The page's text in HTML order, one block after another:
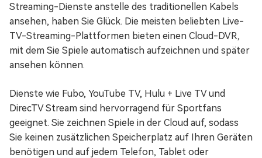
Streaming-Dienste anstelle des traditionellen Kabels
ansehen, haben Sie Glück. Die meisten beliebten Live-
TV-Streaming-Plattformen bieten einen Cloud-DVR,
mit dem Sie Spiele automatisch aufzeichnen und später
ansehen können.
Dienste wie Fubo, YouTube TV, Hulu + Live TV und
DirecTV Stream sind hervorragend für Sportfans
geeignet. Sie zeichnen Spiele in der Cloud auf, sodass
Sie keinen zusätzlichen Speicherplatz auf Ihren Geräten
benötigen und auf jedem Telefon, Tablet oder